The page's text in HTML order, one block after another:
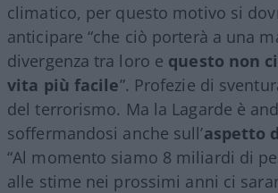
climatico, per questo motivo si
anticipare “che ciò porterà a una
divergenza tra loro e questo non
vita più facile”. Profezie di
del terrorismo. Ma la Lagarde è
soffermandosi anche sull’aspetto
“Al momento siamo 8 miliardi di
alle stime nei prossimi anni ci